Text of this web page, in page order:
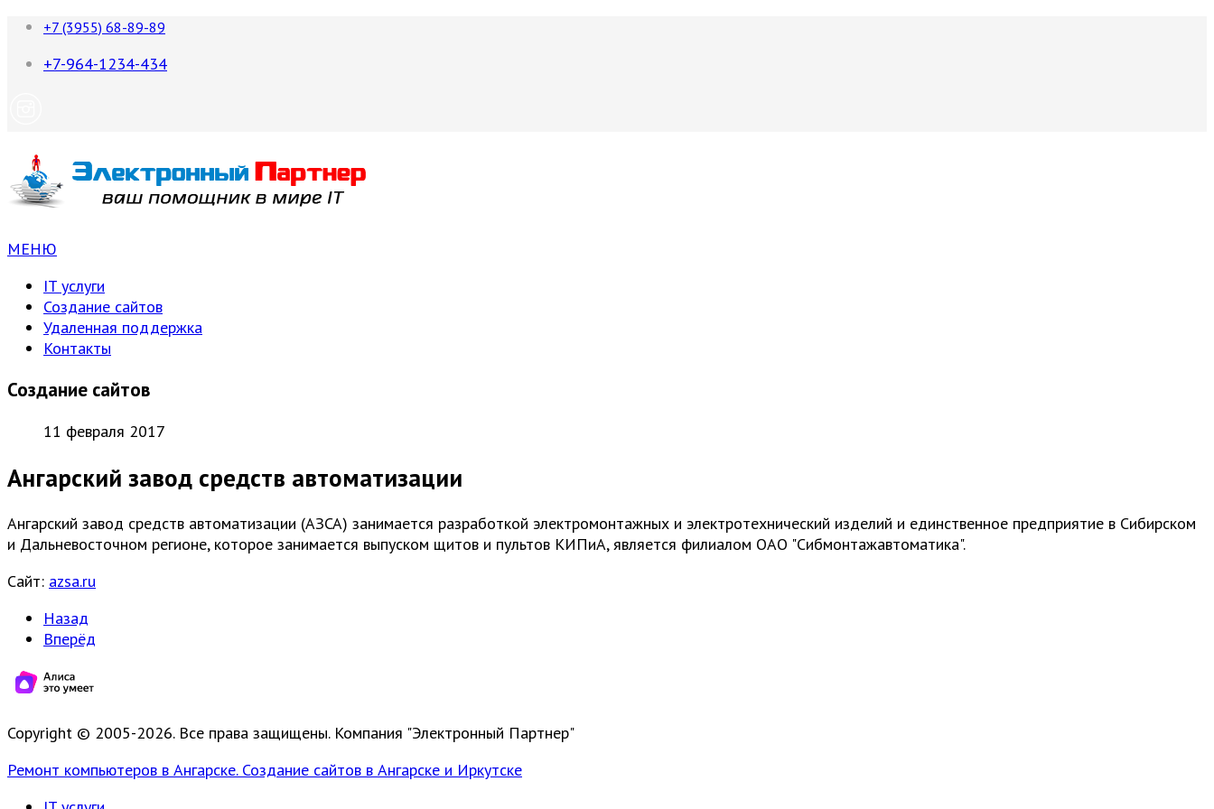
+7 (3955) 68-89-89
+7-964-1234-434
МЕНЮ
IT услуги
Создание сайтов
Удаленная поддержка
Контакты
Создание сайтов
11 февраля 2017
Ангарский завод средств автоматизации
Ангарский завод средств автоматизации (АЗСА) занимается разработкой электромонтажных и электротехнический изделий и единственное предприятие в Сибирском
и Дальневосточном регионе, которое занимается выпуском щитов и пультов КИПиА, является филиалом ОАО "Сибмонтажавтоматика".
Сайт: azsa.ru
Назад
Вперёд
Copyright © 2005-2026. Все права защищены. Компания "Электронный Партнер"
Ремонт компьютеров в Ангарске. Создание сайтов в Ангарске и Иркутске